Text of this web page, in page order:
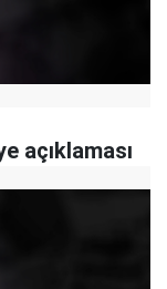
açıklaması